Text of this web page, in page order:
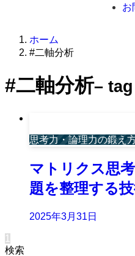
お
ホーム
#二軸分析
#二軸分析–
思考力・論理力の鍛え
マトリクス思
題を整理する
2025年3月31日
1
検索